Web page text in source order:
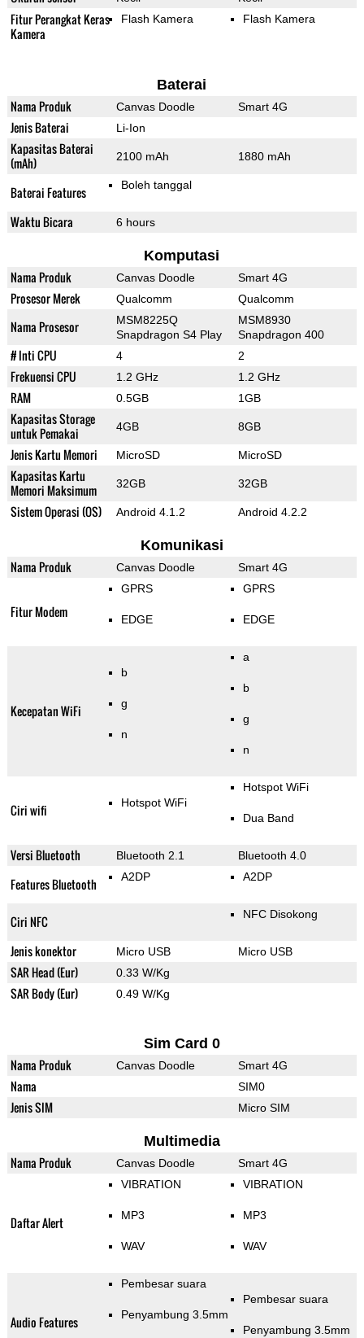
Fitur Perangkat Keras
Kamera
Flash Kamera Flash Kamera
Baterai
Nama Produk Canvas Doodle Smart 4G
Jenis Baterai Li-Ion
Kapasitas Baterai
(mAh)
2100 mAh 1880 mAh
Baterai Features Boleh tanggal
Waktu Bicara 6 hours
Komputasi
Nama Produk Canvas Doodle Smart 4G
Prosesor Merek Qualcomm Qualcomm
Nama Prosesor
MSM8225Q
Snapdragon S4 Play
MSM8930
Snapdragon 400
# Inti CPU 4 2
Frekuensi CPU 1.2 GHz 1.2 GHz
RAM 0.5GB 1GB
Kapasitas Storage
untuk Pemakai
4GB 8GB
Jenis Kartu Memori MicroSD MicroSD
Kapasitas Kartu
Memori Maksimum
32GB 32GB
Sistem Operasi (OS) Android 4.1.2 Android 4.2.2
Komunikasi
Nama Produk Canvas Doodle Smart 4G
Fitur Modem
GPRS
EDGE
GPRS
EDGE
Kecepatan WiFi
b
g
n
a
b
g
n
Ciri wifi Hotspot WiFi
Hotspot WiFi
Dua Band
Versi Bluetooth Bluetooth 2.1 Bluetooth 4.0
Features Bluetooth A2DP A2DP
Ciri NFC NFC Disokong
Jenis konektor Micro USB Micro USB
SAR Head (Eur) 0.33 W/Kg
SAR Body (Eur) 0.49 W/Kg
Sim Card 0
Nama Produk Canvas Doodle Smart 4G
Nama SIM0
Jenis SIM Micro SIM
Multimedia
Nama Produk Canvas Doodle Smart 4G
Daftar Alert
VIBRATION
MP3
WAV
VIBRATION
MP3
WAV
Audio Features
Pembesar suara
Penyambung 3.5mm
Pembesar suara
Penyambung 3.5mm